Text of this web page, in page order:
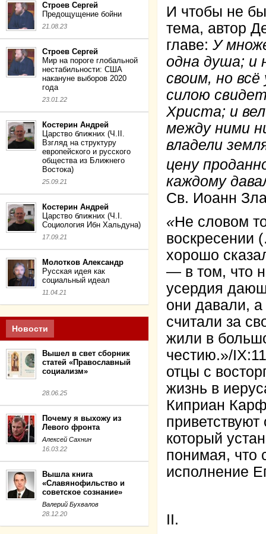
Строев Сергей
Предощущение бойни
21.08.23
Строев Сергей
Мир на пороге глобальной
нестабильности: США
накануне выборов 2020
года
23.01.22
Костерин Андрей
Царство ближних (Ч.II.
Взгляд на структуру
европейского и русского
общества из Ближнего
Востока)
25.09.21
Костерин Андрей
Царство ближних (Ч.I.
Социология Ибн Хальдуна)
17.09.21
Молотков Александр
Русская идея как
социальный идеал
11.04.21
Новости
Вышел в свет сборник
статей «Православный
социализм»
28.06.25
Почему я выхожу из
Левого фронта
Алексей Сахнин
16.03.22
Вышла книга
«Славянофильство и
советское сознание»
Валерий Бухвалов
28.12.20
И чтобы не
тема, автор
главе: У
одна душа; и
своим, но
силою
Христа; и
между ними
владели
цену
каждому
Св. Иоанн
«Не словом
хорошо
— в том, что
усердия
они давали, а
считали за
жили в
честию.»/
отцы с
жизнь в
Киприан
который
понимая, что
исполнение
II.